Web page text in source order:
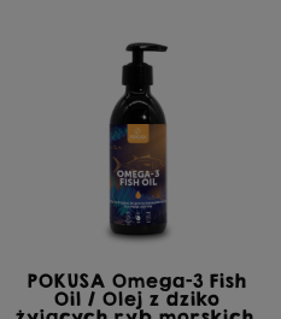
POKUSA Omega-3 Fish
Oil / Olej z dziko